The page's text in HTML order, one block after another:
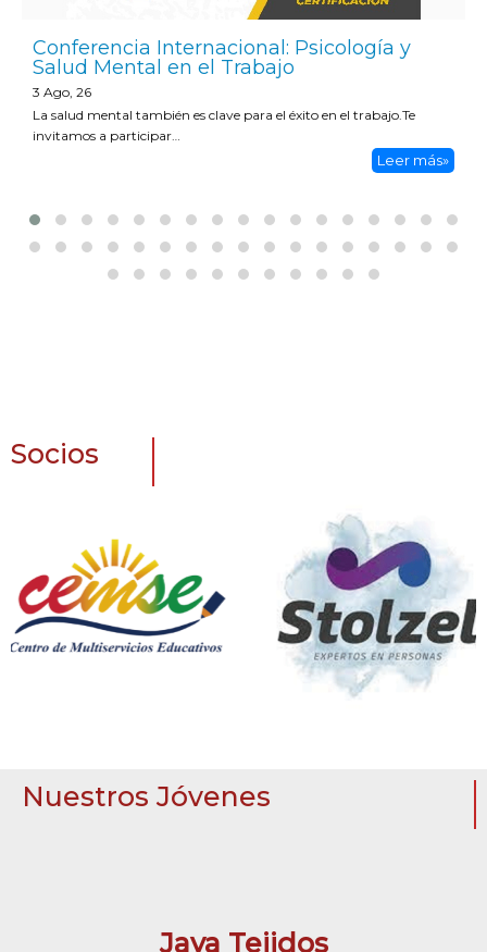
Conferencia Internacional: Psicología y
Salud Mental en el Trabajo
3 Ago, 26
La salud mental también es clave para el éxito en el trabajo.Te
invitamos a participar…
Leer más»
Socios
Nuestros Jóvenes
Jaya Tejidos